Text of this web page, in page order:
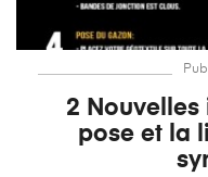
2
pose et la